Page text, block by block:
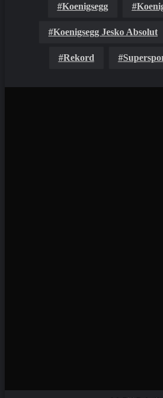
Koenigsegg
Koenigsegg Jesko Absolut
Rekord